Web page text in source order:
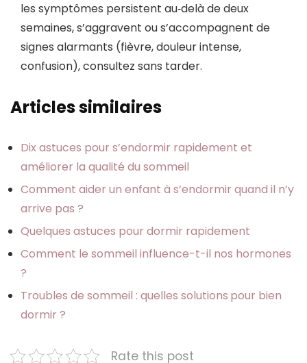
les symptômes persistent au‑delà de deux
semaines, s’aggravent ou s’accompagnent de
signes alarmants (fièvre, douleur intense,
confusion), consultez sans tarder.
Articles similaires
Dix astuces pour s’endormir rapidement et
améliorer la qualité du sommeil
Comment aider un enfant à s’endormir quand il n’y
arrive pas ?
Quelques astuces pour dormir rapidement
Comment le sommeil influence-t-il nos hormones
?
Troubles de sommeil : quelles solutions pour bien
dormir ?
Rate this post